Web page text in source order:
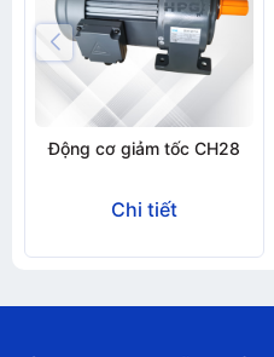
Động cơ giảm tốc CH28
Chi tiết